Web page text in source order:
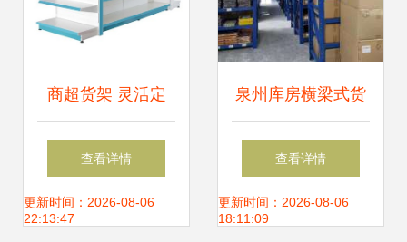
商超货架 灵活定
制，提升购物体验
与空间利用率
查看详情
更新时间：2026-08-06
22:13:47
泉州库房横梁式货
架与中型货架的选
择——丰泽货架厂
查看详情
更新时间：2026-08-06
18:11:09